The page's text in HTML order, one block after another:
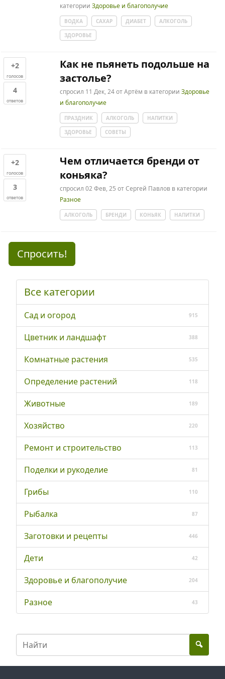
категории Здоровье и благополучие
ВОДКА САХАР ДИАБЕТ
АЛКОГОЛЬ
ЗДОРОВЬЕ
+2
голосов
4
ответов
Как не пьянеть подольше на
застолье?
спросил 11 Дек, 24 отАртём в категории Здоровье
и благополучие
ПРАЗДНИК АЛКОГОЛЬ
НАПИТКИ
ЗДОРОВЬЕ
СОВЕТЫ
+2
голосов
3
ответов
Чем отличается бренди от
коньяка?
спросил 02 Фев, 25 отСергей Павлов в категории
Разное
АЛКОГОЛЬ БРЕНДИ КОНЬЯК НАПИТКИ
Спросить!
Все категории
Сад и огород 915
Цветник и ландшафт 388
Комнатные растения 535
Определение растений 118
Животные 189
Хозяйство 220
Ремонт и строительство 113
Поделки и рукоделие 81
Грибы 110
Рыбалка 87
Заготовки и рецепты 446
Дети 42
Здоровье и благополучие 204
Разное 43